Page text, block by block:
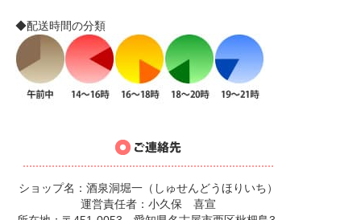
◆配送時間の分類
ショップ名：酒泉洞堀一（しゅせんどうほりいち）
運営責任者：小久保 喜宣